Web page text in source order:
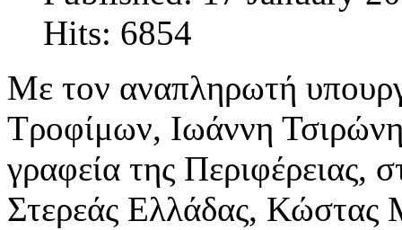
Hits: 6854
Με τον αναπληρωτή
Τροφίμων, Ιωάννη
γραφεία της Περιφέρειας,
Στερεάς Ελλάδας, Κώστας